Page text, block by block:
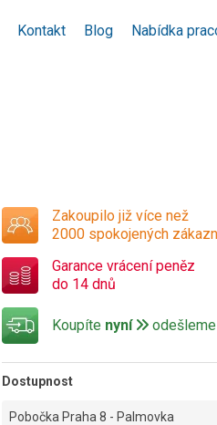
Kontakt Blog Nabídka
Zakoupilo již více než
2000 spokojených
Garance vrácení peněz
do 14 dnů
Koupíte nyní odešleme
Dostupnost
Pobočka Praha 8 - Palmovka